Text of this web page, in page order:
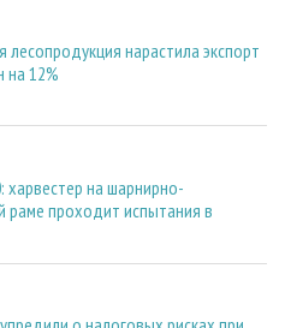
лесопродукция нарастила экспорт
на 12%
на шарнирно-
раме проходит испытания в